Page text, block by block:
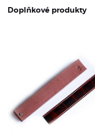
Doplňkové produkty